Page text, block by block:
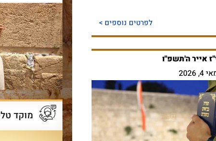
לפרטים נוספים >
אייר ה'תשפ"ו
4, 2026
מוקד